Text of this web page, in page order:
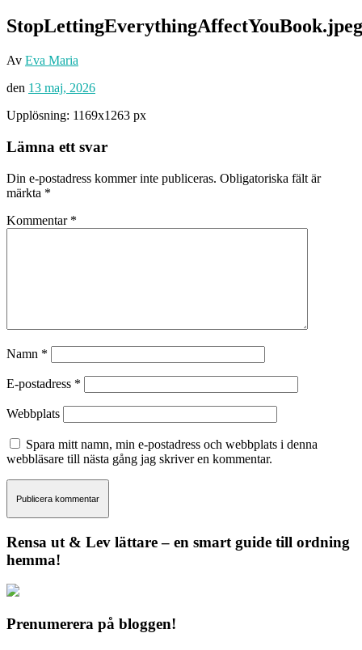
StopLettingEverythingAffectYouBook.jpeg
Av Eva Maria
den 13 maj, 2026
Upplösning: 1169x1263 px
Lämna ett svar
Din e-postadress kommer inte publiceras. Obligatoriska fält är
märkta *
Kommentar *
Namn *
E-postadress *
Webbplats
Spara mitt namn, min e-postadress och webbplats i denna
webbläsare till nästa gång jag skriver en kommentar.
Rensa ut & Lev lättare – en smart guide till ordning
hemma!
Prenumerera på bloggen!